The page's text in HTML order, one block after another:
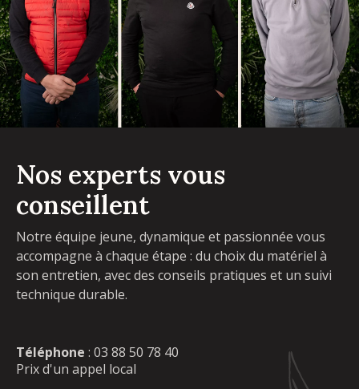
Nos experts vous
conseillent
Notre équipe jeune, dynamique et passionnée vous
accompagne à chaque étape : du choix du matériel à
son entretien, avec des conseils pratiques et un suivi
technique durable.
Téléphone : 03 88 50 78 40
Prix d'un appel local